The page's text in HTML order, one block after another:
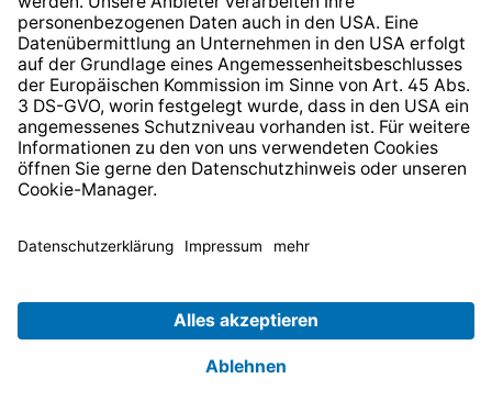
* Alle Preise inkl. gesetzl. Mehrwertsteuer zzgl.
anders angegeben.
© 2026 TechniSat Digital GmbH
TechniSat ist ein Unternehmen der